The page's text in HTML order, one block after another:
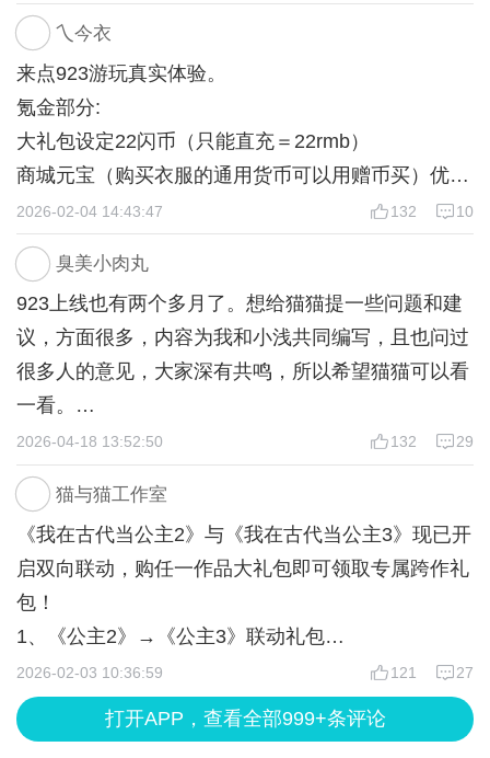
光却时不时地瞟向周持盈。
周持盈正站在不远处，依旧身着那件红黑相间的宫
装，金线绣着繁复的花纹，挂件随着她的动作轻轻摇
曳，贵气十足。
她的神色晦暗不明，见周殃在看自己，并未理会。但
周殃记得上次宫宴的仇，怎会轻易放过她。
他的嘴角勾起一抹坏笑，小跑着来到周持盈身边，一
脸讥讽地说道：“皇姐，今日这身打扮，倒像是来参
加宫宴的，不是来狩猎的。”他故意拖长尾音，眼神
中满是挑衅。
周持盈并不在意，嘴角微微上扬：“我穿什么，都能
赢。”
布：“射猎开始！”
周持盈与周殃对视一眼，同时冷哼一声，别过脸去。
“那就开始吧~”周殃率先翻身上马，眼神中闪烁着兴
奋，“今儿皇姐敢不敢和小弟比比，谁猎的猎物更多
且贵重？”
周持盈微微一笑，翻身上马，道：“正合我意。”
留下猎场四周众官员和周允元面面相觑。
周殃一马当先，直奔猎场深处。他箭术精湛，一箭接
一箭，猎物不断倒下。侍从们忙不迭地将猎物抬到计
2.14（2.5w）
1年10月中旬主线（借刀杀人I）、青筠福袋番外上线
（活动期间为青筠投守护值最高的小殿下可永久冠名
该番外）、情缘·【桑落】出场剧情及整套交互（3档
好感，3套交互文案）。
九秋苑-随便逛逛部分支线、其余零碎支线（注意邀
请边无猊/青筠）。
2.18（2w）【0点自动更新】
1年10月下旬（十二特殊支线·玉琢成器II），1年11月
上旬主线（借刀杀人II）及相关支线，情缘·【应商
序】前置剧情第一段【趁人之危】（梨花强烈推
荐），其余零碎支线。
2.22（1.5w）【0点自动更新】
1年11月下旬主线（借刀杀人III），1年12月中旬主线
（借刀杀人IV），主线相关支线与男主交互，简默支
线链，周祈安支线链，其余零碎支线。
乀今衣
来点923游玩真实体验。
氪金部分:
大礼包设定22闪币（只能直充＝22rmb）
商城元宝（购买衣服的通用货币可以用赠币买）优惠
力度没有922大，922达到一定勋贵等级可买两次周
礼包（16闪2000金元），923商城感觉特别划算的是
101闪那个大礼包。
当然923衣服可能上得不频繁，也就没必要靠礼包
薅。
综合游玩下来个人感觉923的大礼包比较实惠。（仅
和922对比）虽然922的大礼包是可以用赠币支付
的，但实际上玩过的人都知道在922拥有大礼包只是
打开游戏的门槛。。
玩法部分:
开了两个档过了一遍，感觉是完成主线任务+攻略对
象任务+多赚铜钱这样[晕][晕]
挖矿砍树去升产业给自己提月钱，把军队情报sha手
部门升级一下/打猎采摘回府做饭再去卖。我在古代
当劳工和大厨来的！[震惊][震惊][震惊]
10
132
2026-02-04 14:43:47
臭美小肉丸
923上线也有两个多月了。想给猫猫提一些问题和建
议，方面很多，内容为我和小浅共同编写，且也问过
很多人的意见，大家深有共鸣，所以希望猫猫可以看
一看。
第一，先说才刚上线的星光币系统。
绝大部分玩家觉得返还的星光币数量过少。以小浅
（目前榜六）为例，她在星光币系统正式上线前所投
入的总守护值是10.16w，按照返还机制，最终获得
20星光币，加上4月福利礼包所给的5星光币，目前拥
有星光币数量：25。而我自己（目前榜二）也好不到
哪里去，我在星光商店上线之前共打了114.2w总守护
值，其中有10w+是本周打的，最终获得了660星光
币，但是这660是返利的228+重复获得一次周榜
29
132
2026-04-18 13:52:50
猫与猫工作室
《我在古代当公主2》与《我在古代当公主3》现已开
启双向联动，购任一作品大礼包即可领取专属跨作礼
包！
1、《公主2》→《公主3》联动礼包
领取条件：拥有《我在古代当公主2》大礼包
礼包内容：铜钱x20000+头像：大兴女帝+称号：大
兴女帝+隐藏特质：王霸之气（来自兴国女帝的加
27
121
2026-02-03 10:36:59
打开APP，查看全部999+条评论